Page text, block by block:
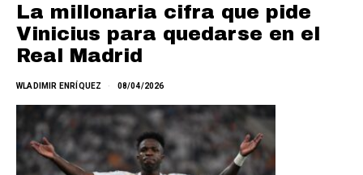
La millonaria cifra que pide
Vinicius para quedarse en el
Real Madrid
WLADIMIR ENRÍQUEZ 08/04/2026